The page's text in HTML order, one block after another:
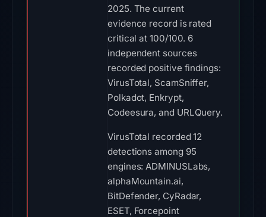
2025. The current
evidence record is rated
critical at 100/100. 6
independent sources
recorded positive findings:
VirusTotal, ScamSniffer,
Polkadot, Enkrypt,
Codeesura, and URLQuery.
VirusTotal recorded 12
detections among 95
engines: ADMINUSLabs,
alphaMountain.ai,
BitDefender, CyRadar,
ESET, Forcepoint